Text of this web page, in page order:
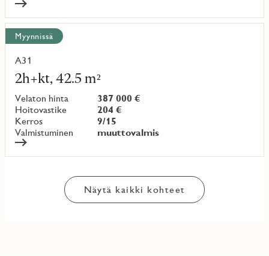
Myynnissä
A31
2h+kt, 42.5 m²
Velaton hinta
387 000 €
Hoitovastike
204 €
Kerros
9/15
Valmistuminen
muuttovalmis
Lue
lisää
kohteesta
Näytä kaikki kohteet